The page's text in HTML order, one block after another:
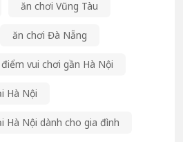
ăn chơi Vũng Tàu
ăn chơi Đà Nẵng
vui chơi gần Hà Nội
Hà Nội
Hà Nội dành cho gia đình